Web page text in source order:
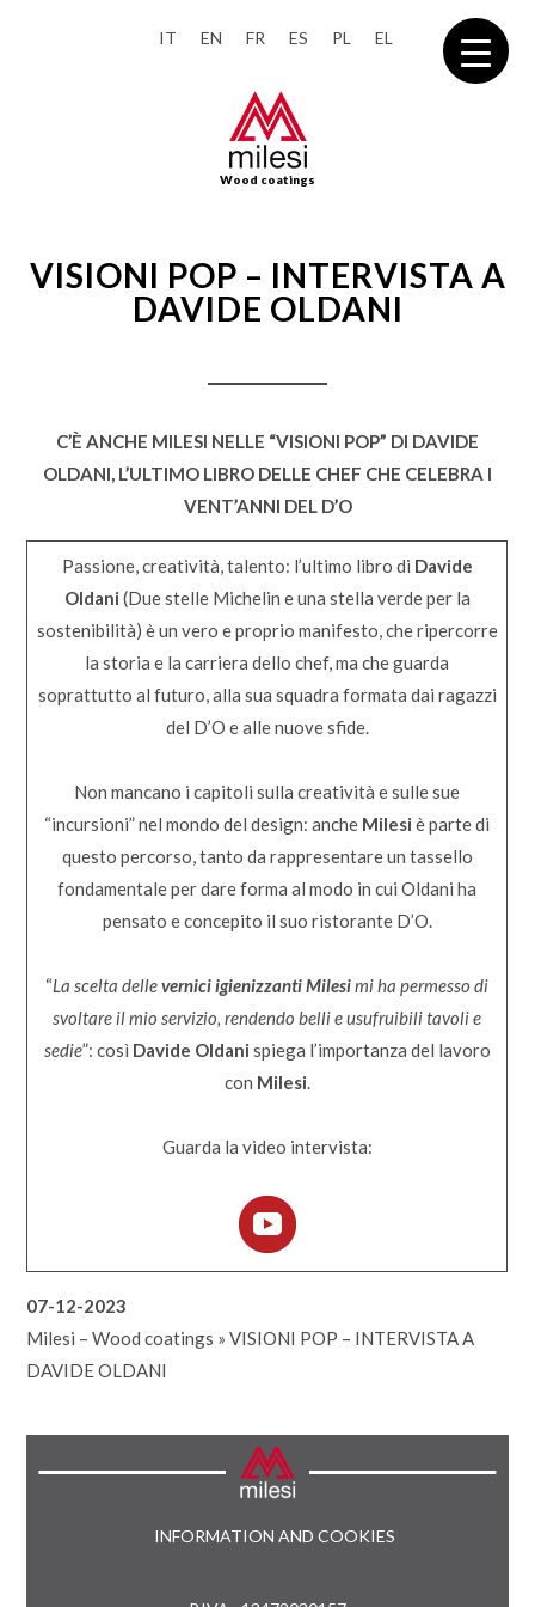
IT EN FR ES PL EL
Wood coatings
VISIONI POP – INTERVISTA A
DAVIDE OLDANI
C’È ANCHE MILESI NELLE “VISIONI POP” DI DAVIDE
OLDANI, L’ULTIMO LIBRO DELLE CHEF CHE CELEBRA I
VENT’ANNI DEL D’O
Passione, creatività, talento: l’ultimo libro di Davide
Oldani (Due stelle Michelin e una stella verde per la
sostenibilità) è un vero e proprio manifesto, che ripercorre
la storia e la carriera dello chef, ma che guarda
soprattutto al futuro, alla sua squadra formata dai ragazzi
del D’O e alle nuove sfide.
Non mancano i capitoli sulla creatività e sulle sue
“incursioni” nel mondo del design: anche Milesiè parte di
questo percorso, tanto da rappresentare un tassello
fondamentale per dare forma al modo in cui Oldani ha
pensato e concepito il suo ristorante D’O.
“La scelta dellevernici igienizzanti Milesimi ha permesso di
svoltare il mio servizio, rendendo belli e usufruibili tavoli e
sedie”: così Davide Oldani spiega l’importanza del lavoro
con Milesi.
Guarda la video intervista:
07-12-2023
Milesi – Wood coatings »VISIONI POP – INTERVISTA A
DAVIDE OLDANI
INFORMATION AND COOKIES